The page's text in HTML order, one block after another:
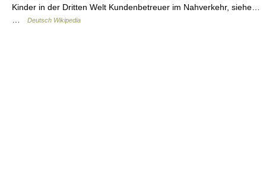
Kinder in der Dritten Welt Kundenbetreuer im Nahverkehr, siehe…
Deutsch Wikipedia